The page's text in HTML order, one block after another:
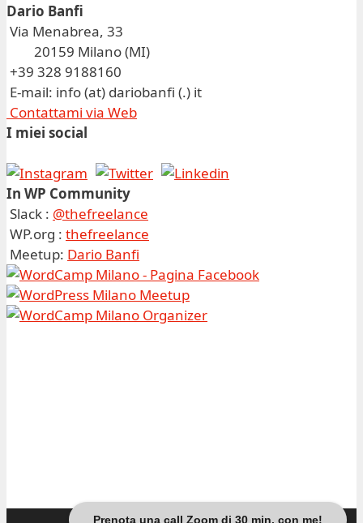
Prenota una call Zoom di 30 min. con me!
Dario Banfi
Via Menabrea, 33
20159 Milano (MI)
+39 328 9188160
E-mail: info (at) dariobanfi (.) it
Contattami via Web
I miei social
In WP Community
Slack : @thefreelance
WP.org : thefreelance
Meetup: Dario Banfi